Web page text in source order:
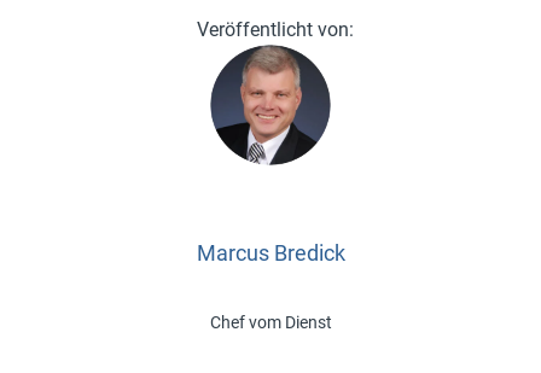
Marcus Bredick
Chef vom Dienst